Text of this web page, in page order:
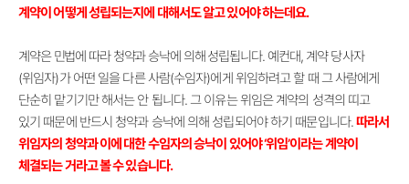
계약이 어떻게 성립되는지에 대해서도 알고 있어야 하는데요.
계약은 민법에 따라 청약과 승낙에 의해 성립됩니다. 예컨대, 계약 당사자
(위임자)가 어떤 일을 다른 사람(수임자)에게 위임하려고 할 때 그 사람에게
단순히 맡기기만 해서는 안 됩니다. 그 이유는 위임은 계약의 성격의 띠고
있기 때문에 반드시 청약과 승낙에 의해 성립되어야 하기 때문입니다.따라서
위임자의 청약과 이에 대한 수임자의 승낙이 있어야 ‘위임’이라는 계약이
체결되는 거라고 볼 수 있습니다.